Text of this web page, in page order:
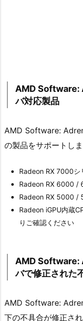
AMD Software:
バ対応製品
AMD Software:
の製品をサポートしま
Radeon RX 7000シ
Radeon RX 6000 /
Radeon RX 5000 /
Radeon iGPU内蔵
りご確認ください
AMD Software:
バで修正された
AMD Software:
下の不具合が修正され